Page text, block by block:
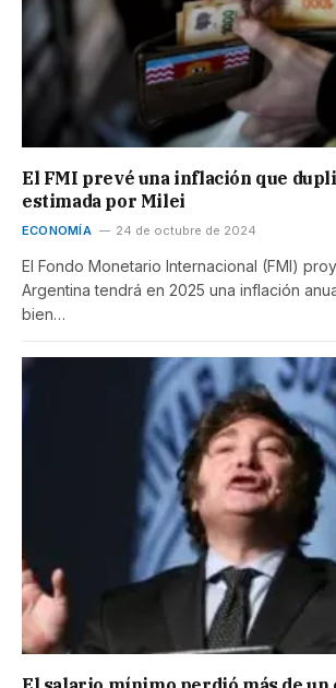
El FMI prevé una inflación que
estimada por Milei
ECONOMÍA 24 de octubre de 2024
El Fondo Monetario Internacional (FMI)
Argentina tendrá en 2025 una inflación
bien…